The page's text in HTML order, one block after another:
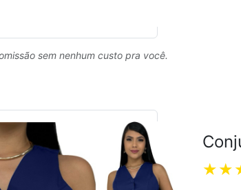
sem nenhum custo pra você.